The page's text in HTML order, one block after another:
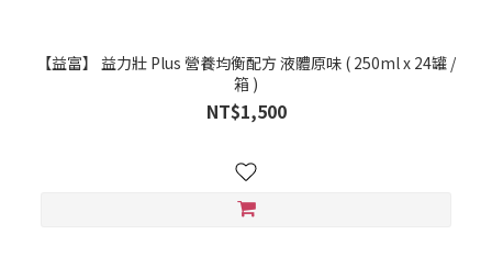
【益富】 益力壯 Plus 營養均衡配方 液體原味 ( 250ml x 24罐 /
箱 )
NT$1,500